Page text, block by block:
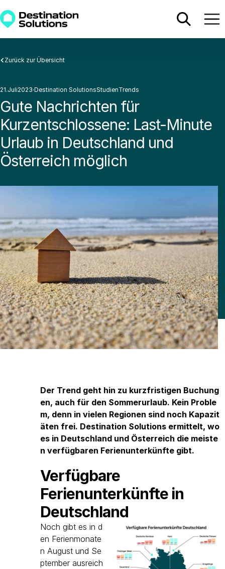
Zurück zur Übersicht
21.Juli2023·Destination Solutions ·
Studien ·
Trends
Gute Nachrichten für
Kurzentschlossene: Last-Minute
Urlaub in Deutschland und
Österreich möglich
Der Trend geht hin zu kurzfristigen Buchung
en, auch für den Sommerurlaub. Kein Proble
m, denn in vielen Regionen sind noch Kapazit
äten frei. Destination Solutions ermittelt, wo
es in Deutschland und Österreich die meiste
n verfügbaren Ferienunterkünfte gibt.
Verfügbare
Ferienunterkünfte in
Deutschland
Noch gibt es in d
en Ferienmonate
n August und Se
ptember ausreich